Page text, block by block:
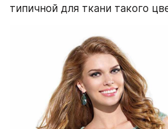
типичной для ткани такого